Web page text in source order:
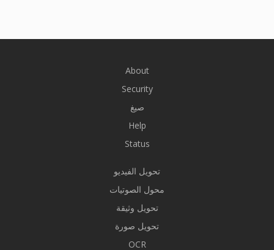
About
Security
صيغ
Help
Status
تحويل الفيديو
محول الصوتيات
تحويل وثيقة
تحويل صورة
OCR